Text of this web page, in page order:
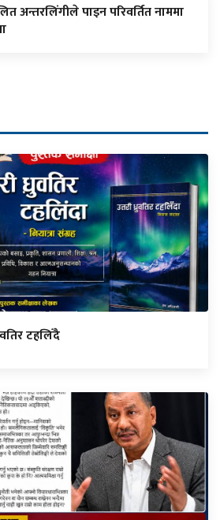
अन्तरलिंगीले पाइन परिवर्तित नाममा
टहलिँदै